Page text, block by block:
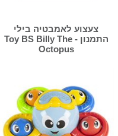
צעצוע לאמבטיה בילי
התמנון - Toy BS Billy The
Octopus